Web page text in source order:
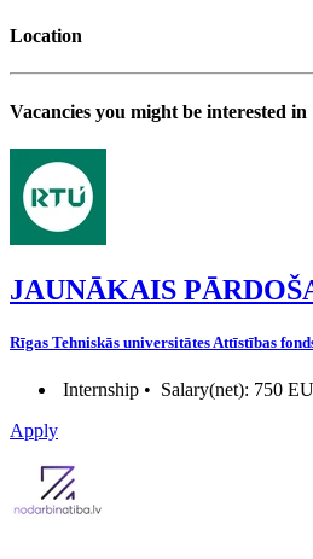
Location
Vacancies you might be interested in
JAUNĀKAIS
Rīgas Tehniskās universitātes Attīstības
Internship • Salary(net): 750
Apply